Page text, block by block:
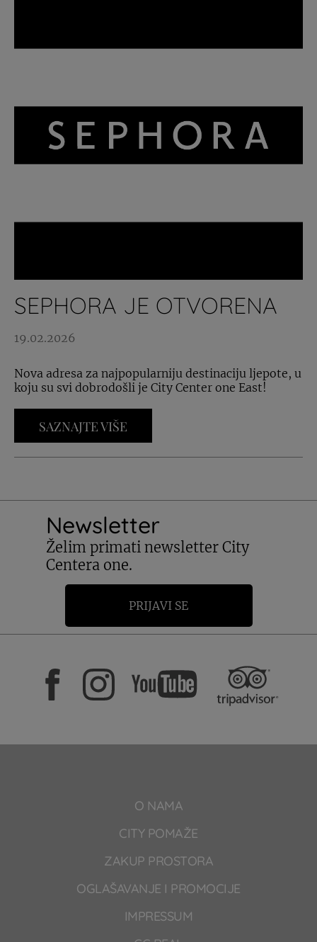
SEPHORA JE OTVORENA
19.02.2026
Nova adresa za najpopularniju destinaciju ljepote, u
koju su svi dobrodošli je City Center one East!
SAZNAJTE VIŠE
Newsletter
Želim primati newsletter City
Centera one.
PRIJAVI SE
O NAMA
CITY POMAŽE
ZAKUP PROSTORA
OGLAŠAVANJE I PROMOCIJE
IMPRESSUM